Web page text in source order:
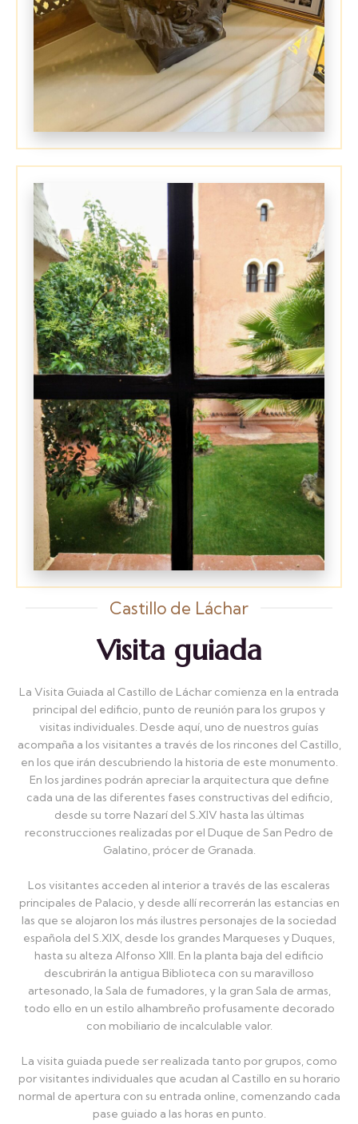
Castillo de Láchar
Visita guiada
La Visita Guiada al Castillo de Láchar comienza en la entrada
principal del edificio, punto de reunión para los grupos y
visitas individuales. Desde aquí, uno de nuestros guías
acompaña a los visitantes a través de los rincones del Castillo,
en los que irán descubriendo la historia de este monumento.
En los jardines podrán apreciar la arquitectura que define
cada una de las diferentes fases constructivas del edificio,
desde su torre Nazarí del S.XIV hasta las últimas
reconstrucciones realizadas por el Duque de San Pedro de
Galatino, prócer de Granada.
Los visitantes acceden al interior a través de las escaleras
principales de Palacio, y desde allí recorrerán las estancias en
las que se alojaron los más ilustres personajes de la sociedad
española del S.XIX, desde los grandes Marqueses y Duques,
hasta su alteza Alfonso XIII. En la planta baja del edificio
descubrirán la antigua Biblioteca con su maravilloso
artesonado, la Sala de fumadores, y la gran Sala de armas,
todo ello en un estilo alhambreño profusamente decorado
con mobiliario de incalculable valor.
La visita guiada puede ser realizada tanto por grupos, como
por visitantes individuales que acudan al Castillo en su horario
normal de apertura con su entrada online, comenzando cada
pase guiado a las horas en punto.